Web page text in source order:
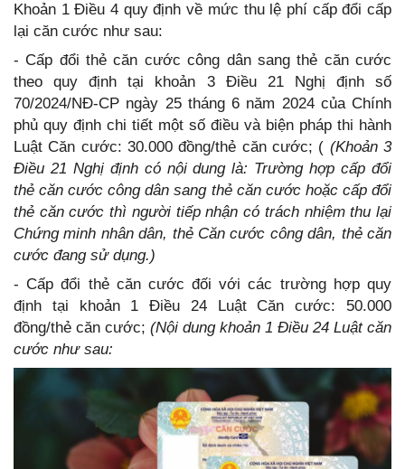
Khoản 1 Điều 4 quy định về mức thu lệ phí cấp đổi cấp
lại căn cước như sau:
- Cấp đổi thẻ căn cước công dân sang thẻ căn cước
theo quy định tại khoản 3 Điều 21 Nghị định số
70/2024/NĐ-CP ngày 25 tháng 6 năm 2024 của Chính
phủ quy định chi tiết một số điều và biện pháp thi hành
Luật Căn cước: 30.000 đồng/thẻ căn cước; ( (Khoản 3
Điều 21 Nghị định có nội dung là: Trường hợp cấp đổi
thẻ căn cước công dân sang thẻ căn cước hoặc cấp đổi
thẻ căn cước thì người tiếp nhận có trách nhiệm thu lại
Chứng minh nhân dân, thẻ Căn cước công dân, thẻ căn
cước đang sử dụng.)
- Cấp đổi thẻ căn cước đối với các trường hợp quy
định tại khoản 1 Điều 24 Luật Căn cước: 50.000
đồng/thẻ căn cước; (Nội dung khoản 1 Điều 24 Luật căn
cước như sau: